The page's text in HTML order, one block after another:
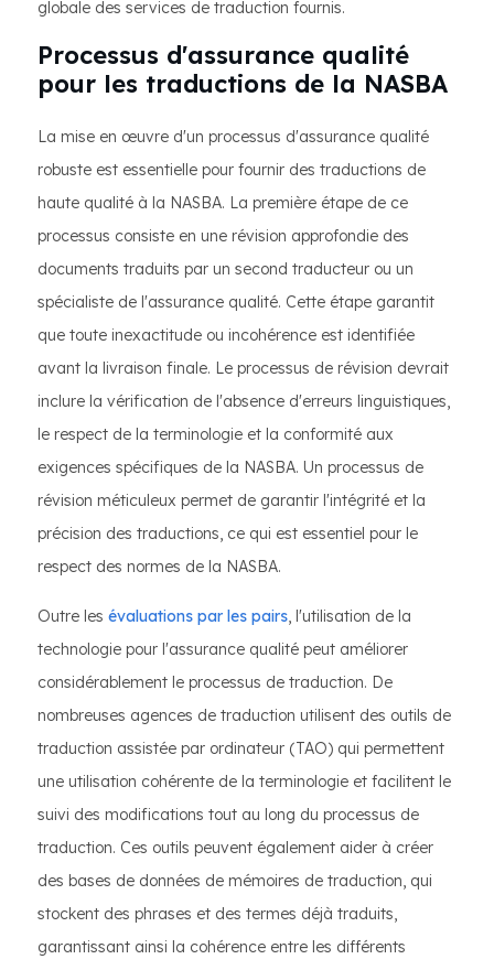
globale des services de traduction fournis.
Processus d'assurance qualité
pour les traductions de la NASBA
La mise en œuvre d'un processus d'assurance qualité
robuste est essentielle pour fournir des traductions de
haute qualité à la NASBA. La première étape de ce
processus consiste en une révision approfondie des
documents traduits par un second traducteur ou un
spécialiste de l'assurance qualité. Cette étape garantit
que toute inexactitude ou incohérence est identifiée
avant la livraison finale. Le processus de révision devrait
inclure la vérification de l'absence d'erreurs linguistiques,
le respect de la terminologie et la conformité aux
exigences spécifiques de la NASBA. Un processus de
révision méticuleux permet de garantir l'intégrité et la
précision des traductions, ce qui est essentiel pour le
respect des normes de la NASBA.
Outre les évaluations par les pairs, l'utilisation de la
technologie pour l'assurance qualité peut améliorer
considérablement le processus de traduction. De
nombreuses agences de traduction utilisent des outils de
traduction assistée par ordinateur (TAO) qui permettent
une utilisation cohérente de la terminologie et facilitent le
suivi des modifications tout au long du processus de
traduction. Ces outils peuvent également aider à créer
des bases de données de mémoires de traduction, qui
stockent des phrases et des termes déjà traduits,
garantissant ainsi la cohérence entre les différents